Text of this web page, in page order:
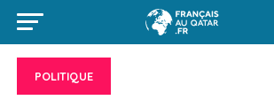
POLITIQUE